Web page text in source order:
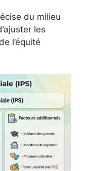
du milieu
les
l’équité